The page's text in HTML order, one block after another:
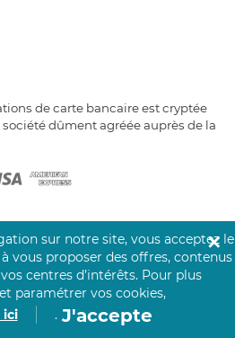
de carte bancaire est cryptée
dûment agréée auprès de la
les Groupes
sur notre site, vous acceptez le
vous proposer des offres, contenus
centres d’intérêts. Pour plus
paramétrer vos cookies,
ici
. J'accepte
✕